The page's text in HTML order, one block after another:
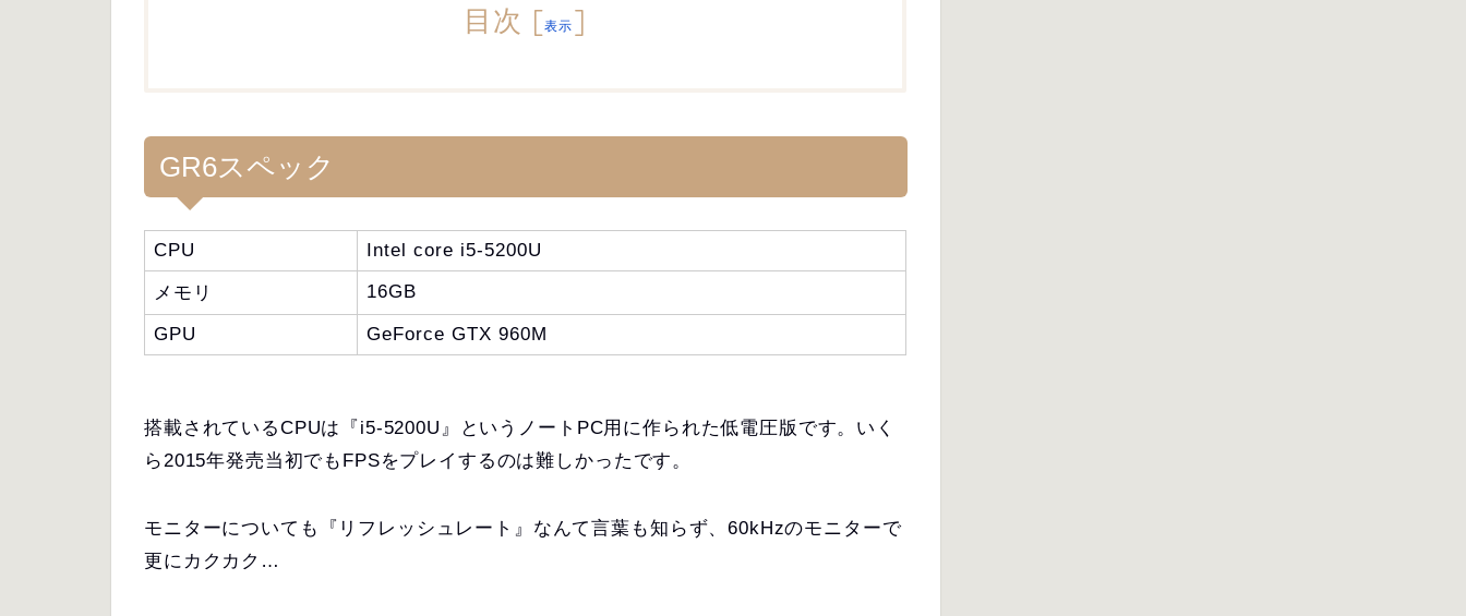
目次 [表示 ]
GR6スペック
CPU Intel core i5-5200U
メモリ 16GB
GPU GeForce GTX 960M
搭載されているCPUは『i5-5200U』というノートPC用に作られた低電圧版です。いく
ら2015年発売当初でもFPSをプレイするのは難しかったです。
モニターについても『リフレッシュレート』なんて言葉も知らず、60kHzのモニターで
更にカクカク…